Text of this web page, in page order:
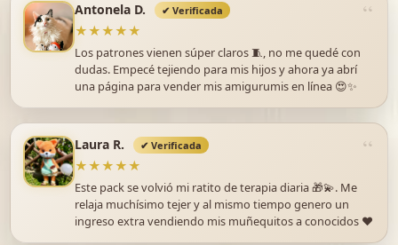
Antonela D. ✔ Verificada
★★★★★
Los patrones vienen súper claros 🧵, no me quedé con
dudas. Empecé tejiendo para mis hijos y ahora ya abrí
una página para vender mis amigurumis en línea 😍✨
Laura R. ✔ Verificada
★★★★★
Este pack se volvió mi ratito de terapia diaria 🎁💫. Me
relaja muchísimo tejer y al mismo tiempo genero un
ingreso extra vendiendo mis muñequitos a conocidos ❤️